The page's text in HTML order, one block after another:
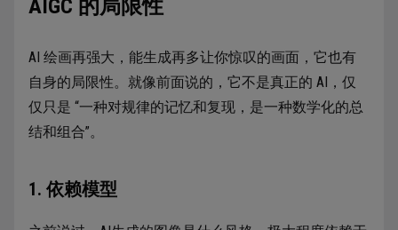
AIGC 的局限性
AI 绘画再强大，能生成再多让你惊叹的画面，它也有
自身的局限性。就像前面说的，它不是真正的 AI，仅
仅只是 “一种对规律的记忆和复现，是一种数学化的总
结和组合”。
1. 依赖模型